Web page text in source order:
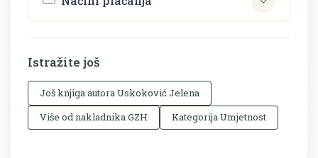
Istražite još
Još knjiga autora Uskoković Jelena
Više od nakladnika GZH
Kategorija Umjetnost